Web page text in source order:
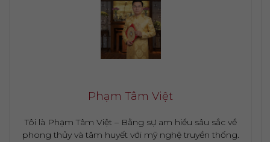
Phạm Tâm Việt
Tôi là Phạm Tâm Việt – Bằng sự am hiểu sâu sắc về
phong thủy và tâm huyết với mỹ nghệ truyền thống.